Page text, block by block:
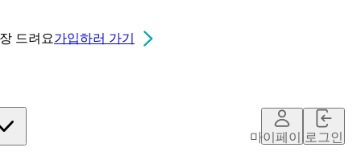
드려요가입하러 가기
마이페이지로그인